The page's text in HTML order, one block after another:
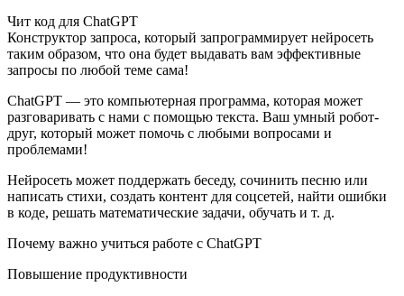
Чит код для ChatGPT
Конструктор запроса, который запрограммирует нейросеть
таким образом, что она будет выдавать вам эффективные
запросы по любой теме сама!
ChatGPT — это компьютерная программа, которая может
разговаривать с нами с помощью текста. Ваш умный робот-
друг, который может помочь с любыми вопросами и
проблемами!
Нейросеть может поддержать беседу, сочинить песню или
написать стихи, создать контент для соцсетей, найти ошибки
в коде, решать математические задачи, обучать и т. д.
Почему важно учиться работе с ChatGPT
Повышение продуктивности